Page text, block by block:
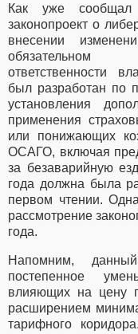
Как уже
законопроект о
внесении
обязательном
ответственности
был разработан по
установления
применения
или понижающих
ОСАГО, включая
за безаварийную
года должна была
первом чтении.
рассмотрение
года.
Напомним,
постепенное
влияющих на цену
расширением
тарифного